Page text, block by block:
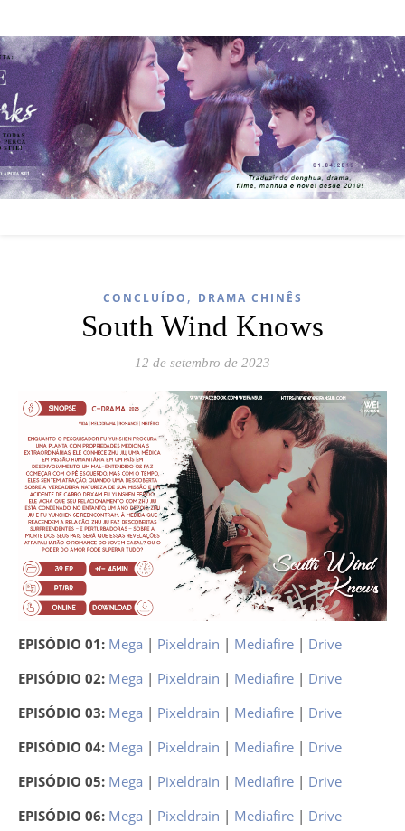
CONCLUÍDO , DRAMA CHINÊS
South Wind Knows
12 de setembro de 2023
EPISÓDIO 01: Mega | Pixeldrain | Mediafire | Drive
EPISÓDIO 02: Mega | Pixeldrain | Mediafire | Drive
EPISÓDIO 03: Mega | Pixeldrain | Mediafire | Drive
EPISÓDIO 04: Mega | Pixeldrain | Mediafire | Drive
EPISÓDIO 05: Mega | Pixeldrain | Mediafire | Drive
EPISÓDIO 06: Mega | Pixeldrain | Mediafire | Drive